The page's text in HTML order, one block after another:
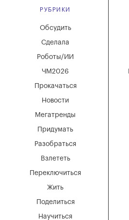
РУБРИКИ
Мегатренды
Придумать
Разобраться
Взлететь
Новости
Переключиться
Жить
Поделиться
Научиться
Обсудить
Сделала
Роботы/ИИ
ЧМ2026
Прокачаться